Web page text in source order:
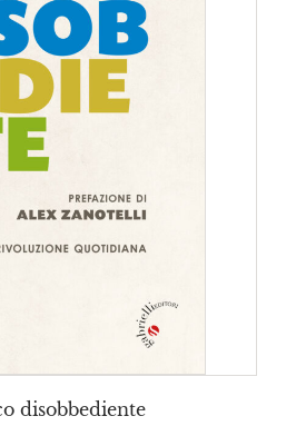
disobbediente